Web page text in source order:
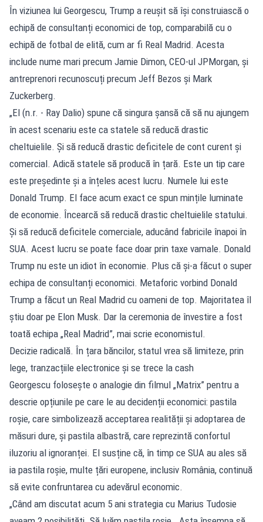
În viziunea lui Georgescu, Trump a reușit să își construiască o
echipă de consultanți economici de top, comparabilă cu o
echipă de fotbal de elită, cum ar fi Real Madrid. Acesta
include nume mari precum Jamie Dimon, CEO-ul JPMorgan, și
antreprenori recunoscuți precum Jeff Bezos și Mark
Zuckerberg.
„El (n.r. - Ray Dalio) spune că singura șansă că să nu ajungem
în acest scenariu este ca statele să reducă drastic
cheltuielile. Și să reducă drastic deficitele de cont curent și
comercial. Adică statele să producă în țară. Este un tip care
este președinte și a înțeles acest lucru. Numele lui este
Donald Trump. El face acum exact ce spun mințile luminate
de economie. Încearcă să reducă drastic cheltuielile statului.
Și să reducă deficitele comerciale, aducând fabricile înapoi în
SUA. Acest lucru se poate face doar prin taxe vamale. Donald
Trump nu este un idiot în economie. Plus că și-a făcut o super
echipa de consultanți economici. Metaforic vorbind Donald
Trump a făcut un Real Madrid cu oameni de top. Majoritatea îl
știu doar pe Elon Musk. Dar la ceremonia de învestire a fost
toată echipa „Real Madrid”, mai scrie economistul.
Decizie radicală. În țara băncilor, statul vrea să limiteze, prin
lege, tranzacțiile electronice și se trece la cash
Georgescu folosește o analogie din filmul „Matrix” pentru a
descrie opțiunile pe care le au decidenții economici: pastila
roșie, care simbolizează acceptarea realității și adoptarea de
măsuri dure, și pastila albastră, care reprezintă confortul
iluzoriu al ignoranței. El susține că, în timp ce SUA au ales să
ia pastila roșie, multe țări europene, inclusiv România, continuă
să evite confruntarea cu adevărul economic.
„Când am discutat acum 5 ani strategia cu Marius Tudosie